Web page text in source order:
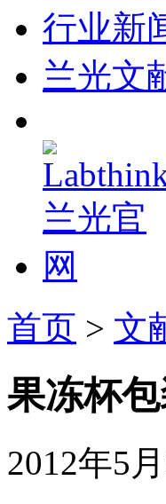
行业新
兰光文
首页 > 文
果冻杯
2012年5